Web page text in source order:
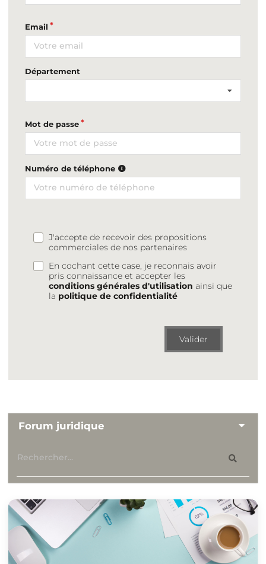
Email
Département
Mot de passe
Numéro de téléphone
J'accepte de recevoir des propositions
commerciales de nos partenaires
En cochant cette case, je reconnais avoir
pris connaissance et accepter les
conditions générales d'utilisation ainsi que
la politique de confidentialité
Valider
Forum juridique